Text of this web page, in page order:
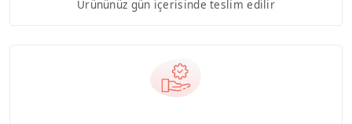
Ürününüz gün içerisinde teslim edilir